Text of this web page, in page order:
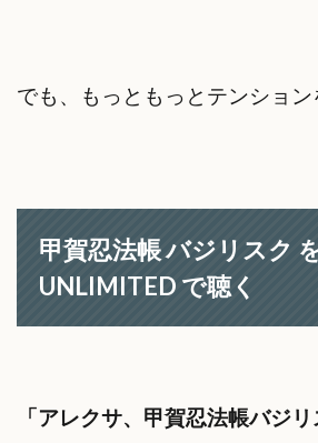
でも、もっともっとテンション
甲賀忍法帳 バジリスク
UNLIMITED で聴く
「アレクサ、甲賀忍法帳バジリ